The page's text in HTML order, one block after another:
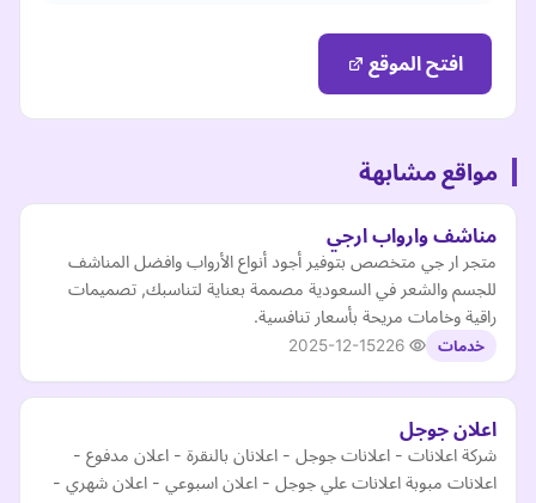
افتح الموقع
مواقع مشابهة
مناشف وارواب ارجي
متجر ار جي متخصص بتوفير أجود أنواع الأرواب وافضل المناشف
للجسم والشعر في السعودية مصممة بعناية لتناسبك, تصميمات
راقية وخامات مريحة بأسعار تنافسية.
خدمات 2025-12-15
اعلان جوجل
شركة اعلانات - اعلانات جوجل - اعلانان بالنقرة - اعلان مدفوع -
اعلانات مبوبة اعلانات علي جوجل - اعلان اسبوعي - اعلان شهري -